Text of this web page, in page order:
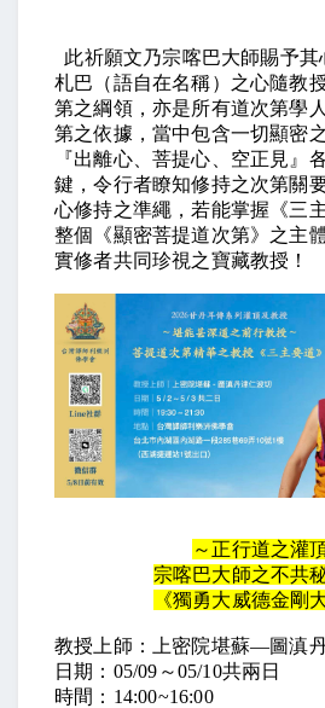
此祈願文乃宗喀巴大師賜予
札巴（語自在名稱）之心隨教
第之綱領，亦是所有道次第學
第之依據，當中包含一切顯密
『出離心、菩提心、空正見』
鍵，令行者瞭知修持之次第關
心修持之準繩，若能掌握《三
整個《顯密菩提道次第》之主
實修者共同珍視之寶藏教授！
～正行道之灌
宗喀巴大師之不共
《獨勇大威德金剛
教授上師：上密院堪蘇—圖滇
日期：05/09～05/10共兩日
時間：14:00~16:00